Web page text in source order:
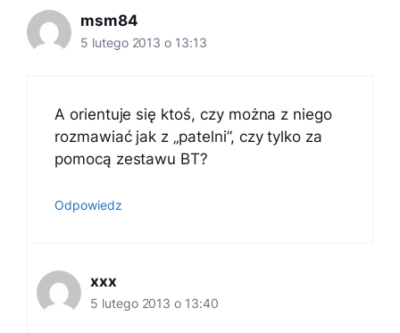
msm84
5 lutego 2013 o 13:13
A orientuje się ktoś, czy można z niego
rozmawiać jak z „patelni”, czy tylko za
pomocą zestawu BT?
Odpowiedz
xxx
5 lutego 2013 o 13:40